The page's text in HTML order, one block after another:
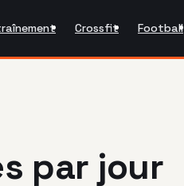
Crossfit Football
par jour